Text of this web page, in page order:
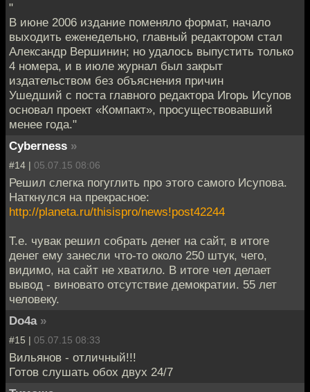
"
В июне 2006 издание поменяло формат, начало
выходить еженедельно, главный редактором стал
Александр Вершинин; но удалось выпустить только
4 номера, и в июле журнал был закрыт
издательством без объяснения причин
Ушедший с поста главного редактора Игорь Исупов
основал проект «Компакт», просуществовавший
менее года."
Cyberness »
#14 | 05.07.15 08:06
Решил слегка погуглить про этого самого Исупова.
Наткнулся на прекрасное:
http://planeta.ru/thisispro/news!post42244
Т.е. чувак решил собрать денег на сайт, в итоге
денег ему занесли что-то около 250 штук, чего,
видимо, на сайт не хватило. В итоге чел делает
вывод - виновато отсутствие демократии. 55 лет
человеку.
Do4a »
#15 | 05.07.15 08:33
Вильянов - отличный!!!
Готов слушать обох двух 24/7